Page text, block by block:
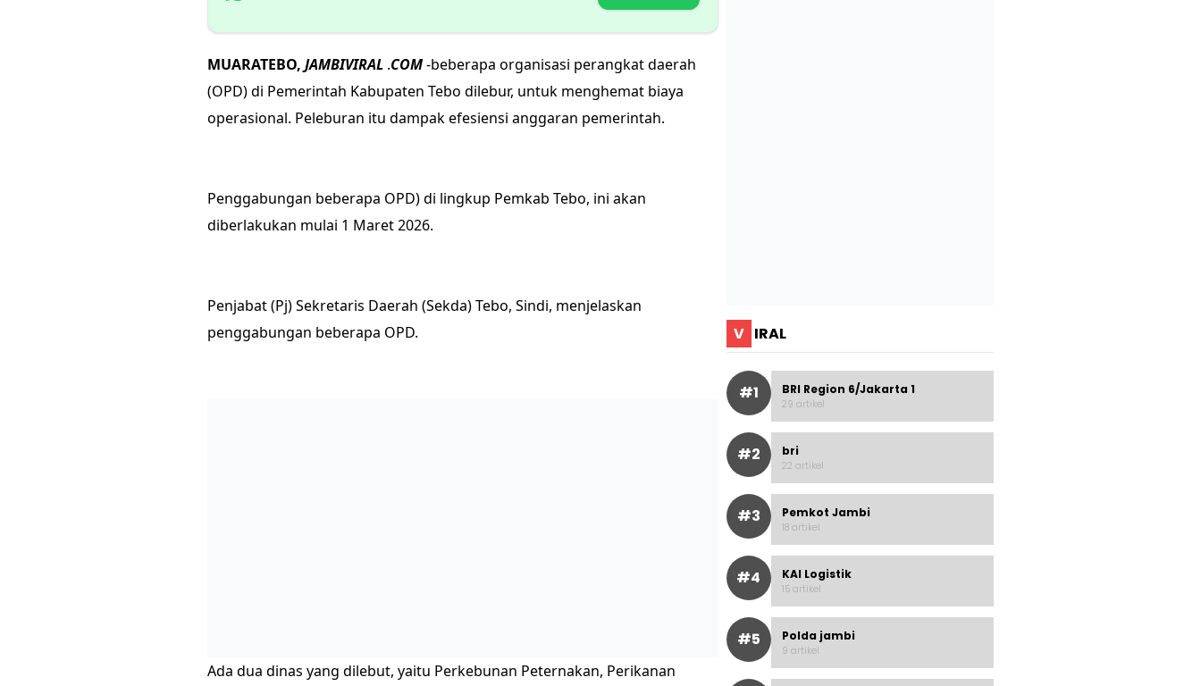
MUARATEBO, JAMBIVIRAL .COM-beberapa organisasi perangkat daerah
(OPD) di Pemerintah Kabupaten Tebo dilebur, untuk menghemat biaya
operasional. Peleburan itu dampak efesiensi anggaran pemerintah.
Penggabungan beberapa OPD) di lingkup Pemkab Tebo, ini akan
diberlakukan mulai 1 Maret 2026.
Penjabat (Pj) Sekretaris Daerah (Sekda) Tebo, Sindi, menjelaskan
penggabungan beberapa OPD.
Ada dua dinas yang dilebut, yaitu Perkebunan Peternakan, Perikanan
V IRAL
#1 BRI Region 6/Jakarta 1
29 artikel
#2 bri
22 artikel
#3 Pemkot Jambi
18 artikel
#4 KAI Logistik
15 artikel
#5 Polda jambi
9 artikel